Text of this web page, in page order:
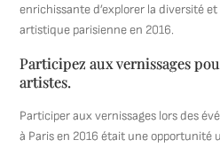
enrichissante d’explorer la diversité
artistique parisienne en 2016.
Participez aux vernissages
artistes.
Participer aux vernissages lors des
à Paris en 2016 était une opportunité